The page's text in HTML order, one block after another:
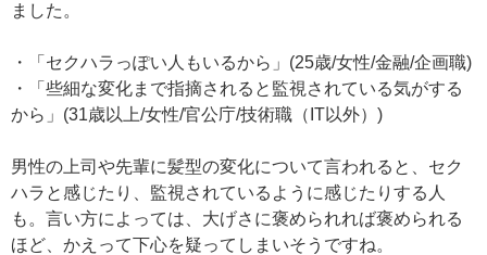
ました。
・「セクハラっぽい人もいるから」(25歳/女性/金融/企画職)
・「些細な変化まで指摘されると監視されている気がする
から」(31歳以上/女性/官公庁/技術職（IT以外）)
男性の上司や先輩に髪型の変化について言われると、セク
ハラと感じたり、監視されているように感じたりする人
も。言い方によっては、大げさに褒められれば褒められる
ほど、かえって下心を疑ってしまいそうですね。